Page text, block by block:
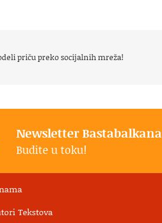
priču preko socijalnih mreža!
Newsletter Bastabalkana
Budite u toku!
Tekstova